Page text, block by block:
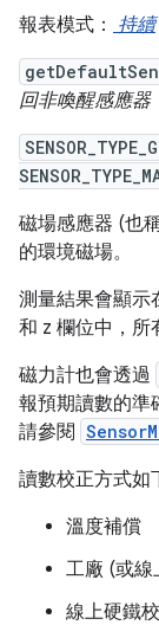
報表模式： 持續
回非喚醒感應器
磁場感應器 (也
的環境磁場。
測量結果會顯示
和 z 欄位中，所
磁力計也會透過
報預期讀數的準
請參閱
讀數校正方式如
溫度補償
工廠 (或線
線上硬鐵